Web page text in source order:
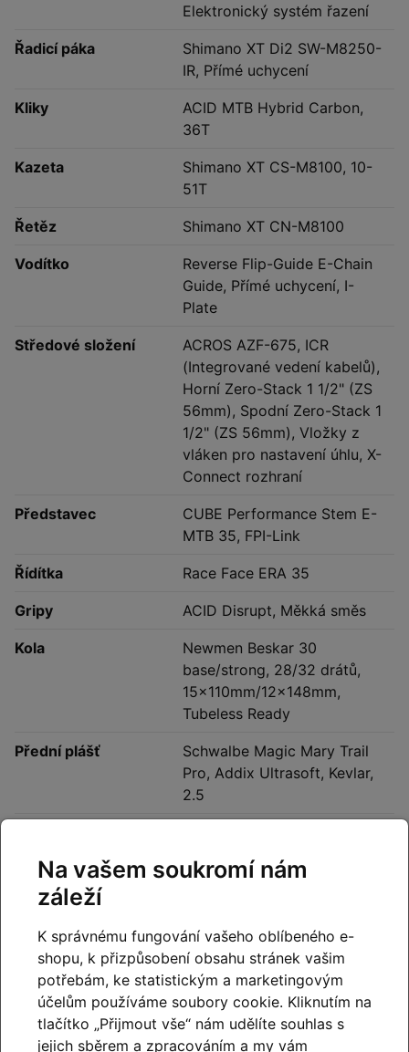
Elektronický systém řazení
Řadicí páka
Shimano XT Di2 SW-M8250-
IR, Přímé uchycení
Kliky
ACID MTB Hybrid Carbon,
36T
Kazeta
Shimano XT CS-M8100, 10-
51T
Řetěz Shimano XT CN-M8100
Vodítko
Reverse Flip-Guide E-Chain
Guide, Přímé uchycení, I-
Plate
Středové složení
ACROS AZF-675, ICR
(Integrované vedení kabelů),
Horní Zero-Stack 1 1/2" (ZS
56mm), Spodní Zero-Stack 1
1/2" (ZS 56mm), Vložky z
vláken pro nastavení úhlu, X-
Connect rozhraní
Představec
CUBE Performance Stem E-
MTB 35, FPI-Link
Řídítka Race Face ERA 35
Gripy ACID Disrupt, Měkká směs
Kola
Newmen Beskar 30
base/strong, 28/32 drátů,
15x110mm/12x148mm,
Tubeless Ready
Přední plášť
Schwalbe Magic Mary Trail
Pro, Addix Ultrasoft, Kevlar,
2.5
Sedlo
Sedlovka
Fox Transfer Factory 31.6mm,
Pokrytí Kashima
Sedlová objímka CUBE Semi-Integrated
Pedály ACID PP MTB
Na vašem soukromí nám
záleží
K správnému fungování vašeho oblíbeného e-
shopu, k přizpůsobení obsahu stránek vašim
potřebám, ke statistickým a marketingovým
účelům používáme soubory cookie. Kliknutím na
tlačítko „Přijmout vše“ nám udělíte souhlas s
jejich sběrem a zpracováním a my vám